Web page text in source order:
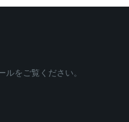
ルをご覧ください。